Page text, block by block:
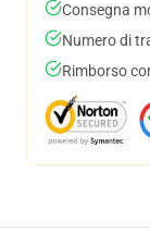
Consegna
Numero di
Rimborso